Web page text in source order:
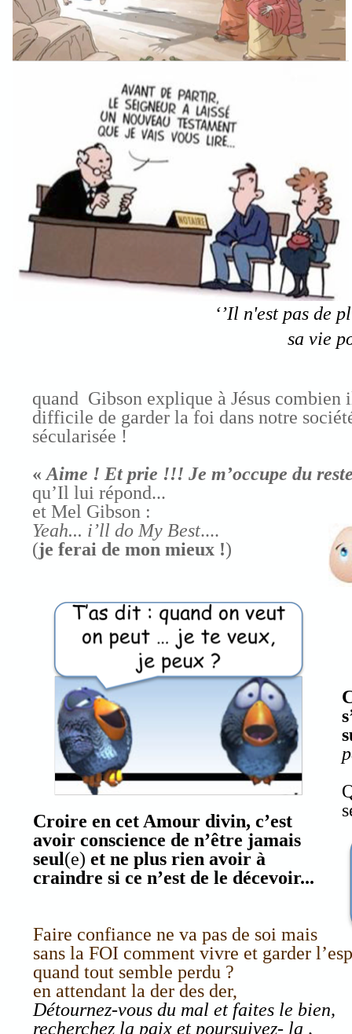
‘’Il n'est pas de
sa vie
quand Gibson explique à Jésus combien
difficile de garder la foi dans notre
sécularisée !
«Aime ! Et prie !!! Je m’occupe du
qu’Il lui répond...
et Mel Gibson :
Yeah... i’ll do My Best....
(je ferai de mon mieux !)
Croire en cet Amour divin, c’est
avoir conscience de n’être jamais
seul(e) et ne plus rien avoir à
craindre si ce n’est de le décevoir...
Faire confiance ne va pas de soi mais
sans la FOI comment vivre et garder
quand tout semble perdu ?
en attendant la der des der,
Détournez-vous du mal et faites le bien,
recherchez la paix et poursuivez- la ,